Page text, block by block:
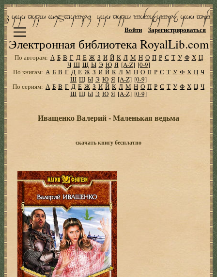
Электронная библиотека RoyalLib.com
Войти Зарегистрироваться
По авторам: А Б В Г Д Е Ж З И Й К Л М Н О П Р С Т У Ф Х Ц
Ч Ш Щ Ы Э Ю Я [A-Z] [0-9]
По книгам: А Б В Г Д Е Ж З И Й К Л М Н О П Р С Т У Ф Х Ц Ч
Ш Щ Ы Э Ю Я [A-Z] [0-9]
По сериям: А Б В Г Д Е Ж З И Й К Л М Н О П Р С Т У Ф Х Ц Ч
Ш Щ Ы Э Ю Я [A-Z] [0-9]
Иващенко Валерий - Маленькая ведьма
скачать книгу бесплатно